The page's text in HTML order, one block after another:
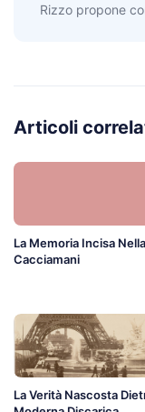
Rizzo propone
Articoli
La Memoria Incisa
Cacciamani
La Verità Nascosta